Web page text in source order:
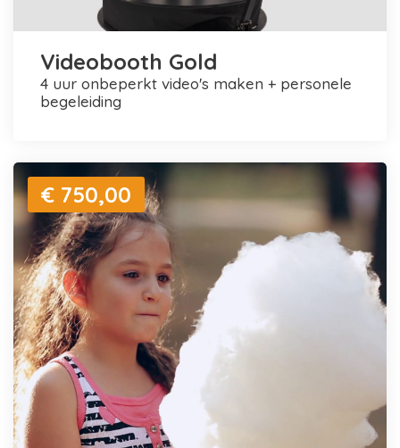
Videobooth Gold
4 uur onbeperkt video's maken + personele
begeleiding
€ 750,00